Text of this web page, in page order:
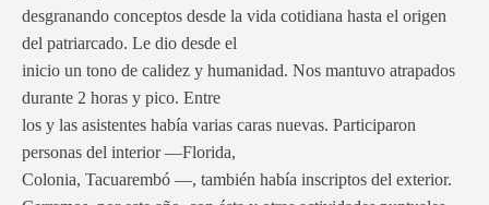
desgranando conceptos desde la vida cotidiana hasta el origen
del patriarcado. Le dio desde el
inicio un tono de calidez y humanidad. Nos mantuvo atrapados
durante 2 horas y pico. Entre
los y las asistentes había varias caras nuevas. Participaron
personas del interior —Florida,
Colonia, Tacuarembó —, también había inscriptos del exterior.